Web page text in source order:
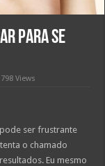
para se
798 Views
ser frustrante
o chamado
Eu mesmo